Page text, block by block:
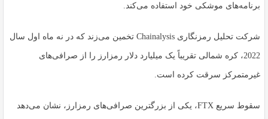
برنامه‌های موشکی خود استفاده می‌کند.
شرکت تحلیل رمزنگاری Chainalysis تخمین می‌زند که در نه ماه اول سال
2022، کره شمالی تقریباً یک میلیارد دلار رمزارز را از صرافی‌های
غیرمتمرکز سرقت کرده است.
سقوط سریع FTX، یکی از بزرگترین صرافی‌های رمزارز، نشان می‌دهد